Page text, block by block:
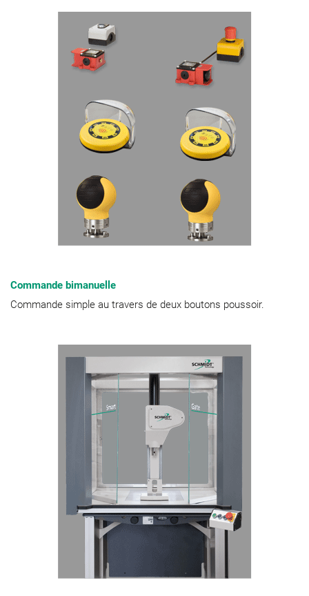
Commande bimanuelle
Commande simple au travers de deux boutons poussoir.